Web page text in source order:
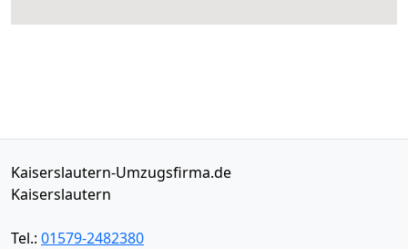
Kaiserslautern-Umzugsfirma.de
Kaiserslautern
Tel.: 01579-2482380